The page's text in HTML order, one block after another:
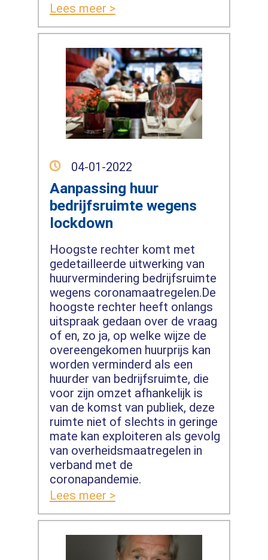
Lees meer >
04-01-2022
Aanpassing huur
bedrijfsruimte wegens
lockdown
Hoogste rechter komt met
gedetailleerde uitwerking van
huurvermindering bedrijfsruimte
wegens coronamaatregelen.De
hoogste rechter heeft onlangs
uitspraak gedaan over de vraag
of en, zo ja, op welke wijze de
overeengekomen huurprijs kan
worden verminderd als een
huurder van bedrijfsruimte, die
voor zijn omzet afhankelijk is
van de komst van publiek, deze
ruimte niet of slechts in geringe
mate kan exploiteren als gevolg
van overheidsmaatregelen in
verband met de
coronapandemie.
Lees meer >